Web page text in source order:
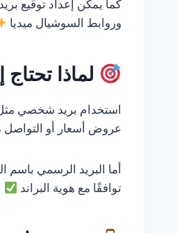
كما يمكن إعداد توقيع
وروابط السوشيال ميديا
لماذا
عروض أسعار أو التواصل
أما البريد الرسمي باسم
توافقًا مع هوية البراند